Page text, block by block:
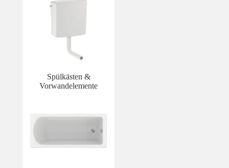
Spülkästen &
Vorwandelemente